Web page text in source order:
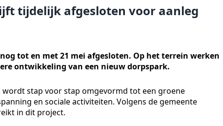
tijdelijk afgesloten voor aanleg
tot en met 21 mei afgesloten. Op het terrein werken
ontwikkeling van een nieuw dorpspark.
wordt stap voor stap omgevormd tot een groene
en sociale activiteiten. Volgens de gemeente
in dit project.